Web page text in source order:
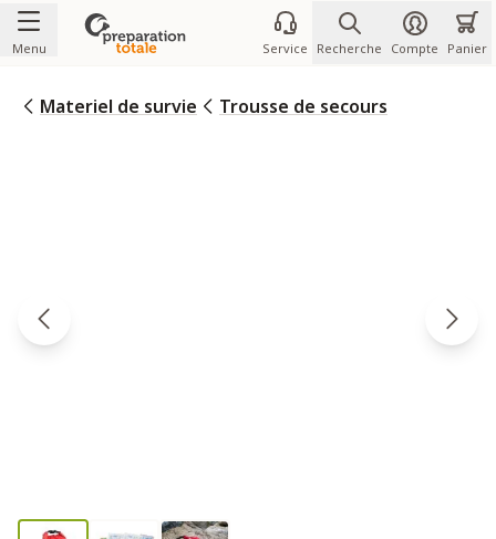
Allez au contenu
Menu Service Recherche Compte Panier
Materiel de survie Trousse de secours